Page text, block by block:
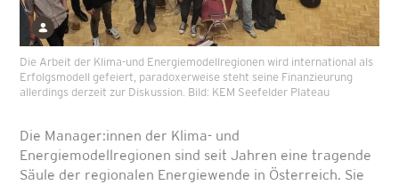
Die Arbeit der Klima-und Energiemodellregionen wird international als
Erfolgsmodell gefeiert, paradoxerweise steht seine Finanzieurung
allerdings derzeit zur Diskussion. Bild: KEM Seefelder Plateau
Die Manager:innen der Klima- und
Energiemodellregionen sind seit Jahren eine tragende
Säule der regionalen Energiewende in Österreich. Sie